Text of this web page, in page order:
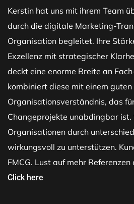
Kerstin hat uns mit ihrem Team
durch die digitale Marketing-
Organisation begleitet. Ihre
Exzellenz mit strategischer
deckt eine enorme Breite an
kombiniert diese mit einem guten
Organisationsverständnis, das
Changeprojekte unabdingbar ist.
Organisationen durch
wirkungsvoll zu unterstützen.
FMCG. Lust auf mehr
Click here